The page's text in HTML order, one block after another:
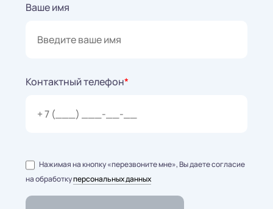
Ваше имя
Контактный телефон*
Нажимая на кнопку «перезвоните мне», Вы даете согласие
на обработкуперсональных данных